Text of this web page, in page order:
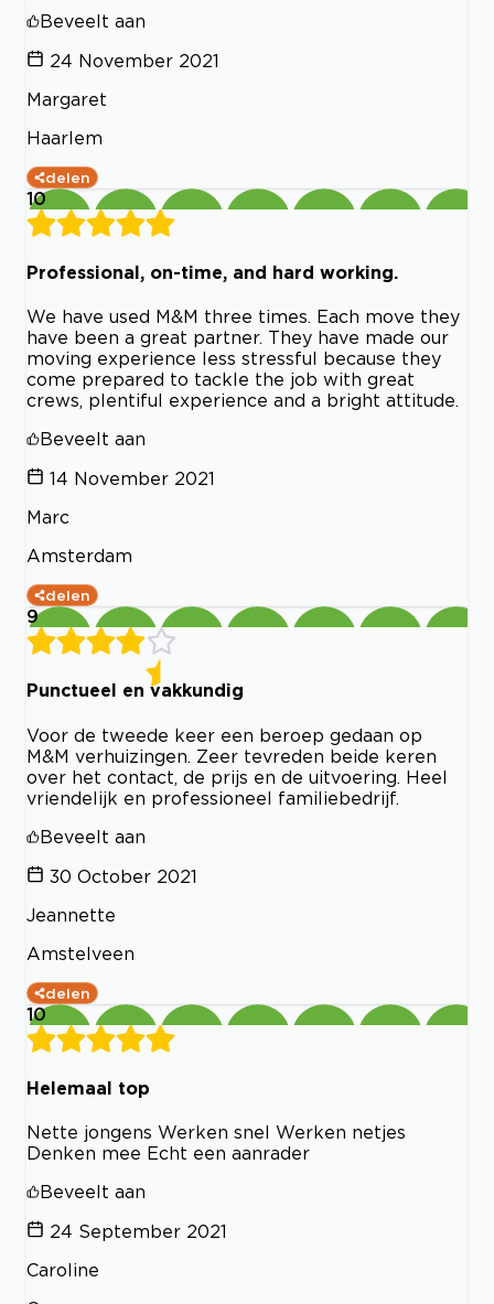
Beveelt aan
24 November 2021
Margaret
Haarlem
delen
10
Professional, on-time, and hard working.
We have used M&M three times. Each move they
have been a great partner. They have made our
moving experience less stressful because they
come prepared to tackle the job with great
crews, plentiful experience and a bright attitude.
Beveelt aan
14 November 2021
Marc
Amsterdam
delen
9
Punctueel en vakkundig
Voor de tweede keer een beroep gedaan op
M&M verhuizingen. Zeer tevreden beide keren
over het contact, de prijs en de uitvoering. Heel
vriendelijk en professioneel familiebedrijf.
Beveelt aan
30 October 2021
Jeannette
Amstelveen
delen
10
Helemaal top
Nette jongens Werken snel Werken netjes
Denken mee Echt een aanrader
Beveelt aan
24 September 2021
Caroline